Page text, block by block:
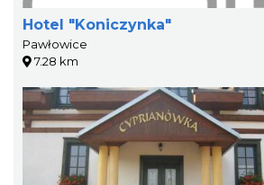
Hotel "Koniczynka"
Pawłowice
7.28 km